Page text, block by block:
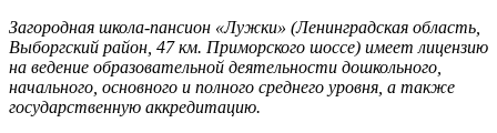
Загородная школа-пансион «Лужки» (Ленинградская область,
Выборгский район, 47 км. Приморского шоссе) имеет лицензию
на ведение образовательной деятельности дошкольного,
начального, основного и полного среднего уровня, а также
государственную аккредитацию.